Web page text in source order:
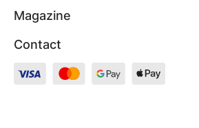
Magazine
Contact